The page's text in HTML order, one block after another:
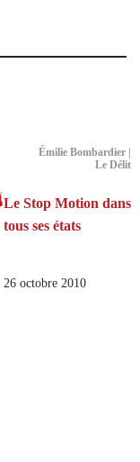
Émilie Bombardier |
Le Délit
Le Stop Motion dans
tous ses états
26 octobre 2010